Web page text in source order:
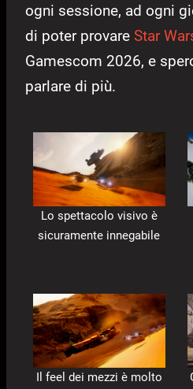
ogni sessione, ad ogni
di poter provare Star
Gamescom 2026, e
parlare di più.
Lo spettacolo visivo è
sicuramente innegabile
Il feel dei mezzi è molto